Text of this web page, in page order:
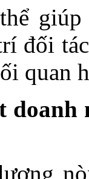
đối
quan
doanh